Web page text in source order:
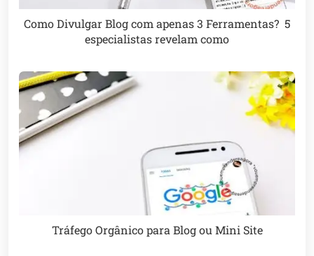
Como Divulgar Blog com apenas 3 Ferramentas? 5
especialistas revelam como
Tráfego Orgânico para Blog ou Mini Site